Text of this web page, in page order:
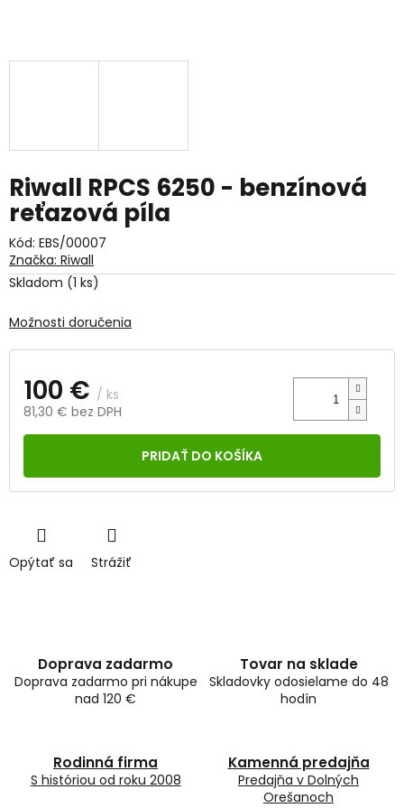
Riwall RPCS 6250 - benzínová
reťazová píla
Kód: EBS/00007
Skladom (1 ks)
Možnosti doručenia
100 € / ks
81,30 € bez DPH
Jednotková
PRIDAŤ DO KOŠÍKA
Opýtať sa Strážiť
Značka: Riwall
Doprava zadarmo
Doprava zadarmo pri nákupe
nad 120 €
Tovar na sklade
Skladovky odosielame do 48
hodín
Rodinná firma
S históriou od roku 2008
Kamenná predajňa
Predajňa v Dolných
Orešanoch